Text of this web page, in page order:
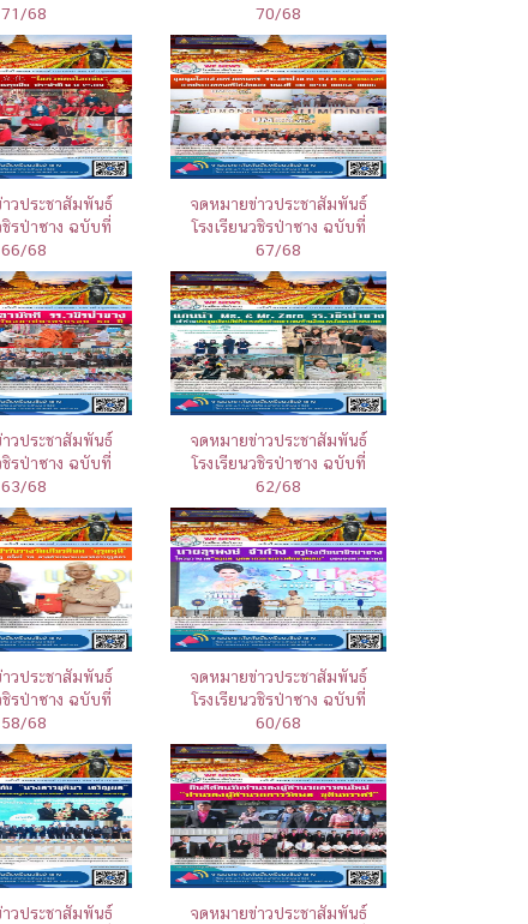
71/68
70/68
วประชาสัมพันธ์
ชิรป่าซาง ฉบับที่
66/68
จดหมายข่าวประชาสัมพันธ์
โรงเรียนวชิรป่าซาง ฉบับที่
67/68
วประชาสัมพันธ์
ชิรป่าซาง ฉบับที่
63/68
จดหมายข่าวประชาสัมพันธ์
โรงเรียนวชิรป่าซาง ฉบับที่
62/68
วประชาสัมพันธ์
ชิรป่าซาง ฉบับที่
58/68
จดหมายข่าวประชาสัมพันธ์
โรงเรียนวชิรป่าซาง ฉบับที่
60/68
วประชาสัมพันธ์
จดหมายข่าวประชาสัมพันธ์